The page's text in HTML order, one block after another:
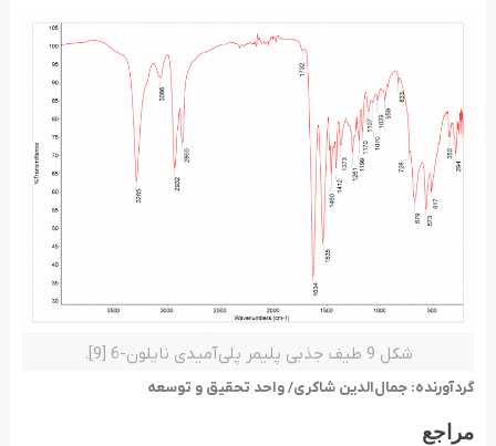
شکل 9 طیف جذبی پلیمر پلی­‌آمیدی نایلون-6 [9].
گردآورنده: جمال‌الدین شاکری/ واحد تحقیق و توسعه
مراجع